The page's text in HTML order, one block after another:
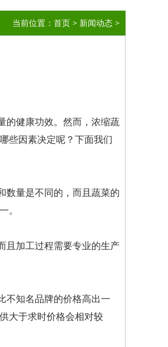
当前位置： 首页 > 新闻动态 >
的健康功效。然而，浓缩蔬
些因素决定呢？下面我们
数量是不同的，而且蔬菜的
。
且加工过程需要专业的生产
不知名品牌的价格高出一
大于求时价格会相对较